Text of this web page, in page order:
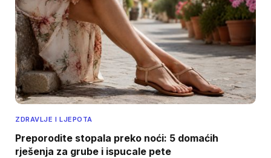
ZDRAVLJE I LJEPOTA
Preporodite stopala preko noći: 5 domaćih
rješenja za grube i ispucale pete